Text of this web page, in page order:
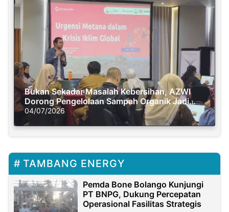
Bukan Sekadar Masalah Kebersihan, AZWI
Dorong Pengelolaan Sampah Organik Jadi
Solusi Krisis Iklim
04/07/2026
TAMBANG ENERGY
Pemda Bone Bolango Kunjungi
PT BNPG, Dukung Percepatan
Operasional Fasilitas Strategis